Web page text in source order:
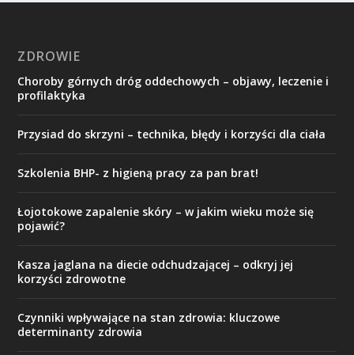
ZDROWIE
Choroby górnych dróg oddechowych – objawy, leczenie i
profilaktyka
Przysiad do skrzyni – technika, błędy i korzyści dla ciała
Szkolenia BHP- z higieną pracy za pan brat!
Łojotokowe zapalenie skóry – w jakim wieku może się
pojawić?
Kasza jaglana na diecie odchudzającej – odkryj jej
korzyści zdrowotne
Czynniki wpływające na stan zdrowia: kluczowe
determinanty zdrowia